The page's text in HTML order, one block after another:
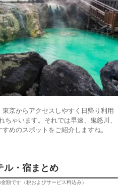
京からアクセスしやすく日帰り利用
ちゃいます。それでは早速、鬼怒川、
めのスポットをご紹介しますね。
ル・宿まとめ
額です（税およびサービス料込み）